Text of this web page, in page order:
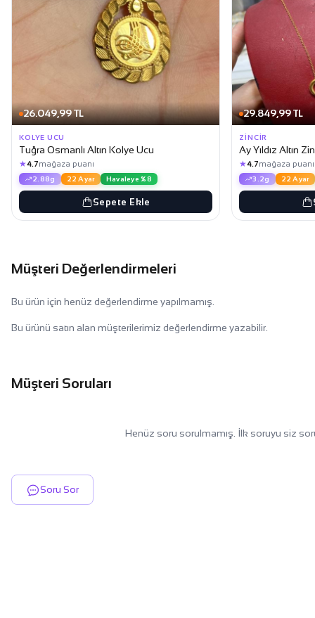
26.049,99 TL
KOLYE UCU
Tuğra Osmanlı Altın Kolye Ucu
★4.7mağaza puanı
2.88g 22 Ayar Havaleye %8
Sepete Ekle
29.849,99 TL
ZINCIR
Ay Yıldız Altın
★4.7mağaza puanı
3.2g 22 Ayar
Müşteri Değerlendirmeleri
Bu ürün için henüz değerlendirme yapılmamış.
Bu ürünü satın alan müşterilerimiz değerlendirme yazabilir.
Müşteri Soruları
Henüz soru sorulmamış. İlk soruyu siz
Soru Sor